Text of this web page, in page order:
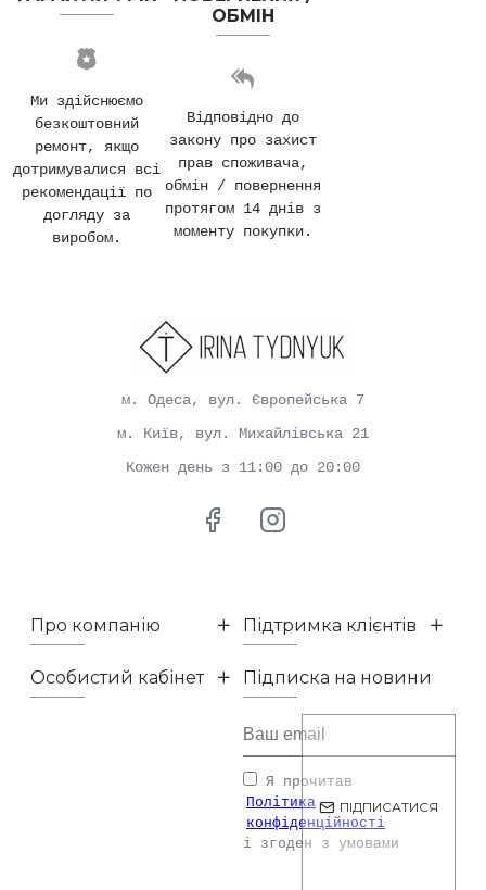
Ми здійснюємо
безкоштовний
ремонт, якщо
дотримувалися всі
рекомендації по
догляду за
виробом.
ОБМІН
Відповідно до
закону про захист
прав споживача,
обмін / повернення
протягом 14 днів з
моменту покупки.
м. Одеса, вул. Європейська 7
м. Київ, вул. Михайлівська 21
Кожен день з 11:00 до 20:00
Про компанію Підтримка клієнтів
Особистий кабінет Підписка на новини
ПІДПИСАТИСЯ
Я прочитав
Політика
конфіденційності
і згоден з умовами